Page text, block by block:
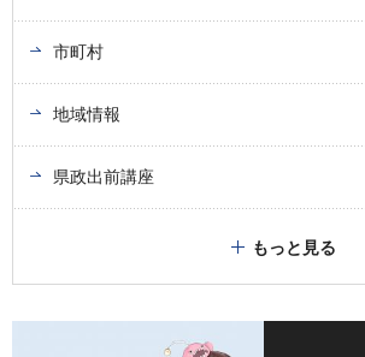
市町村
地域情報
県政出前講座
もっと見る